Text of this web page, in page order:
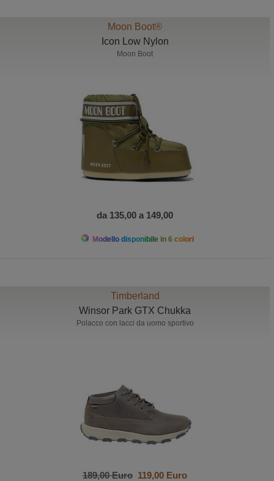
Moon Boot®
Icon Low Nylon
Moon Boot
da 135,00 a 149,00
Modello disponibile in 6 colori
Timberland
Winsor Park GTX Chukka
Polacco con lacci da uomo sportivo
189,00 Euro 119,00 Euro